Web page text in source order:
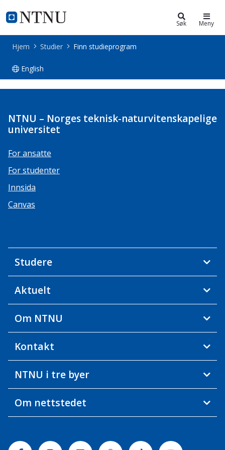
NTNU Hjemmeside
Studier Søk Meny
Hjem Studier Finn studieprogram
English
Studieprogrammer
NTNU – Norges teknisk-naturvitenskapelige
universitet
For ansatte
For studenter
Innsida
Canvas
Studere
Aktuelt
Om NTNU
Kontakt
NTNU i tre byer
Om nettstedet